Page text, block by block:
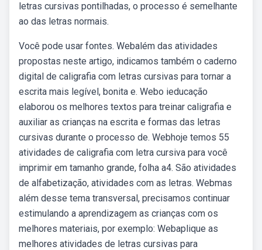
letras cursivas pontilhadas, o processo é semelhante
ao das letras normais.
Você pode usar fontes. Webalém das atividades
propostas neste artigo, indicamos também o caderno
digital de caligrafia com letras cursivas para tornar a
escrita mais legível, bonita e. Webo ieducação
elaborou os melhores textos para treinar caligrafia e
auxiliar as crianças na escrita e formas das letras
cursivas durante o processo de. Webhoje temos 55
atividades de caligrafia com letra cursiva para você
imprimir em tamanho grande, folha a4. São atividades
de alfabetização, atividades com as letras. Webmas
além desse tema transversal, precisamos continuar
estimulando a aprendizagem as crianças com os
melhores materiais, por exemplo: Webaplique as
melhores atividades de letras cursivas para